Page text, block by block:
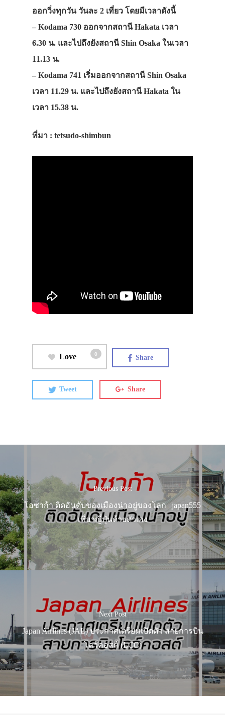
ออกวิ่งทุกวัน วันละ 2 เที่ยว โดยมีเวลาดังนี้
– Kodama 730 ออกจากสถานี Hakata เวลา
6.30 น. และไปถึงยังสถานี Shin Osaka ในเวลา
11.13 น.
– Kodama 741 เริ่มออกจากสถานี Shin Osaka
เวลา 11.29 น. และไปถึงยังสถานี Hakata ใน
เวลา 15.38 น.
ที่มา : tetsudo-shimbun
Love 0 Share
Tweet Share
Previous Post
โอซาก้า ติดอันดับของเมืองน่าอยู่ของโลก | japan555
เที่ยวญี่ปุ่นด้วยตัวเอง
Next Post
Japan Airlines (JAL) ประกาศเตรียมเปิดตัว สายการบิน
โลว์คอสต์ (LCC)